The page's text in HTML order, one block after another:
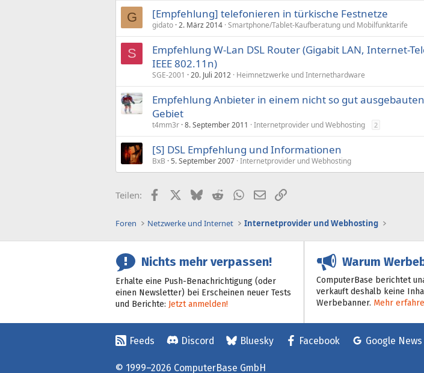
G [Empfehlung] telefonieren in türkische Festnetze
gidato 2. März 2014 Smartphone/Tablet-Kaufberatung und Mobilfunktarife
S
Empfehlung W-Lan DSL Router (Gigabit LAN, Internet-
IEEE 802.11n)
SGE-2001 20. Juli 2012 Heimnetzwerke und Internethardware
Empfehlung Anbieter in einem nicht so gut ausgebauten
Gebiet
t4mm3r 8. September 2011 Internetprovider und Webhosting 2
[S] DSL Empfehlung und Informationen
BxB 5. September 2007 Internetprovider und Webhosting
Teilen: FacebookX (Twitter)
BlueskyRedditWhatsApp
E-MailLink
Foren Netzwerke und Internet Internetprovider und Webhosting
Nichts mehr verpassen!
Erhalte eine Push-Benachrichtigung (oder
einen Newsletter) bei Erscheinen neuer Tests
und Berichte: Jetzt anmelden!
Warum
ComputerBase berichtet
verkauft deshalb keine
Werbebanner. Mehr
Feeds Discord Bluesky Facebook Google News
© 1999–2026 ComputerBase GmbH